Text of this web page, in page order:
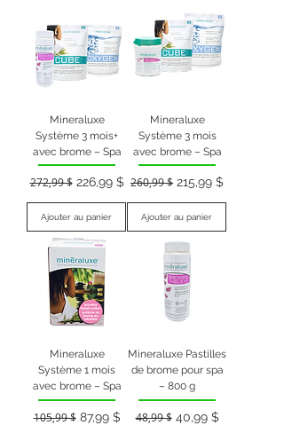
Mineraluxe
Système 3 mois+
avec brome – Spa
Prix original
272,99 $ Prix promotionnel
226,99 $
Ajouter au panier
Mineraluxe
Système 3 mois
avec brome – Spa
Prix original
260,99 $ Prix promotionnel
215,99 $
Ajouter au panier
Mineraluxe
Système 1 mois
avec brome – Spa
Prix original
105,99 $ Prix promotionnel
87,99 $
Mineraluxe Pastilles
de brome pour spa
– 800 g
Prix original
48,99 $ Prix promotionnel
40,99 $